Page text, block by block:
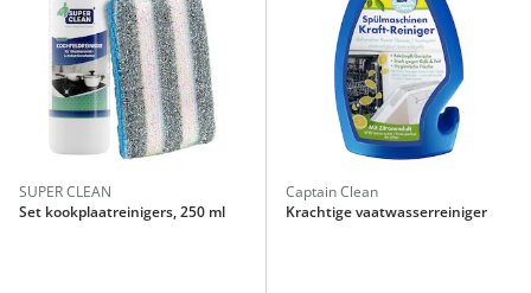
SUPER CLEAN
Set kookplaatreinigers, 250 ml
Captain Clean
Krachtige vaatwasserreiniger